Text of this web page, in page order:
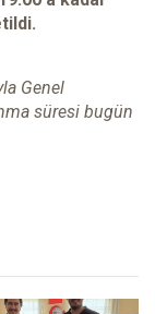
Genel
süresi bugün